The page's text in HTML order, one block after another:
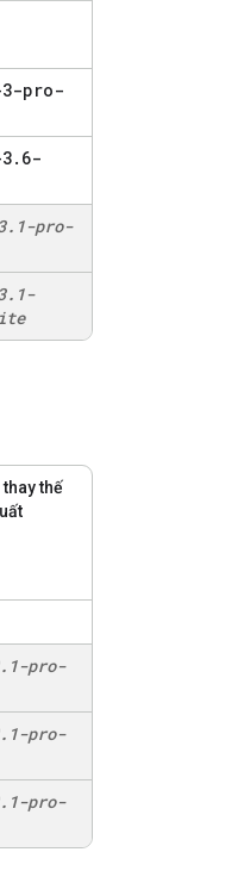
pro-
. 6-
. 1-pro-
. 1-
thế
. 1-pro-
. 1-pro-
. 1-pro-